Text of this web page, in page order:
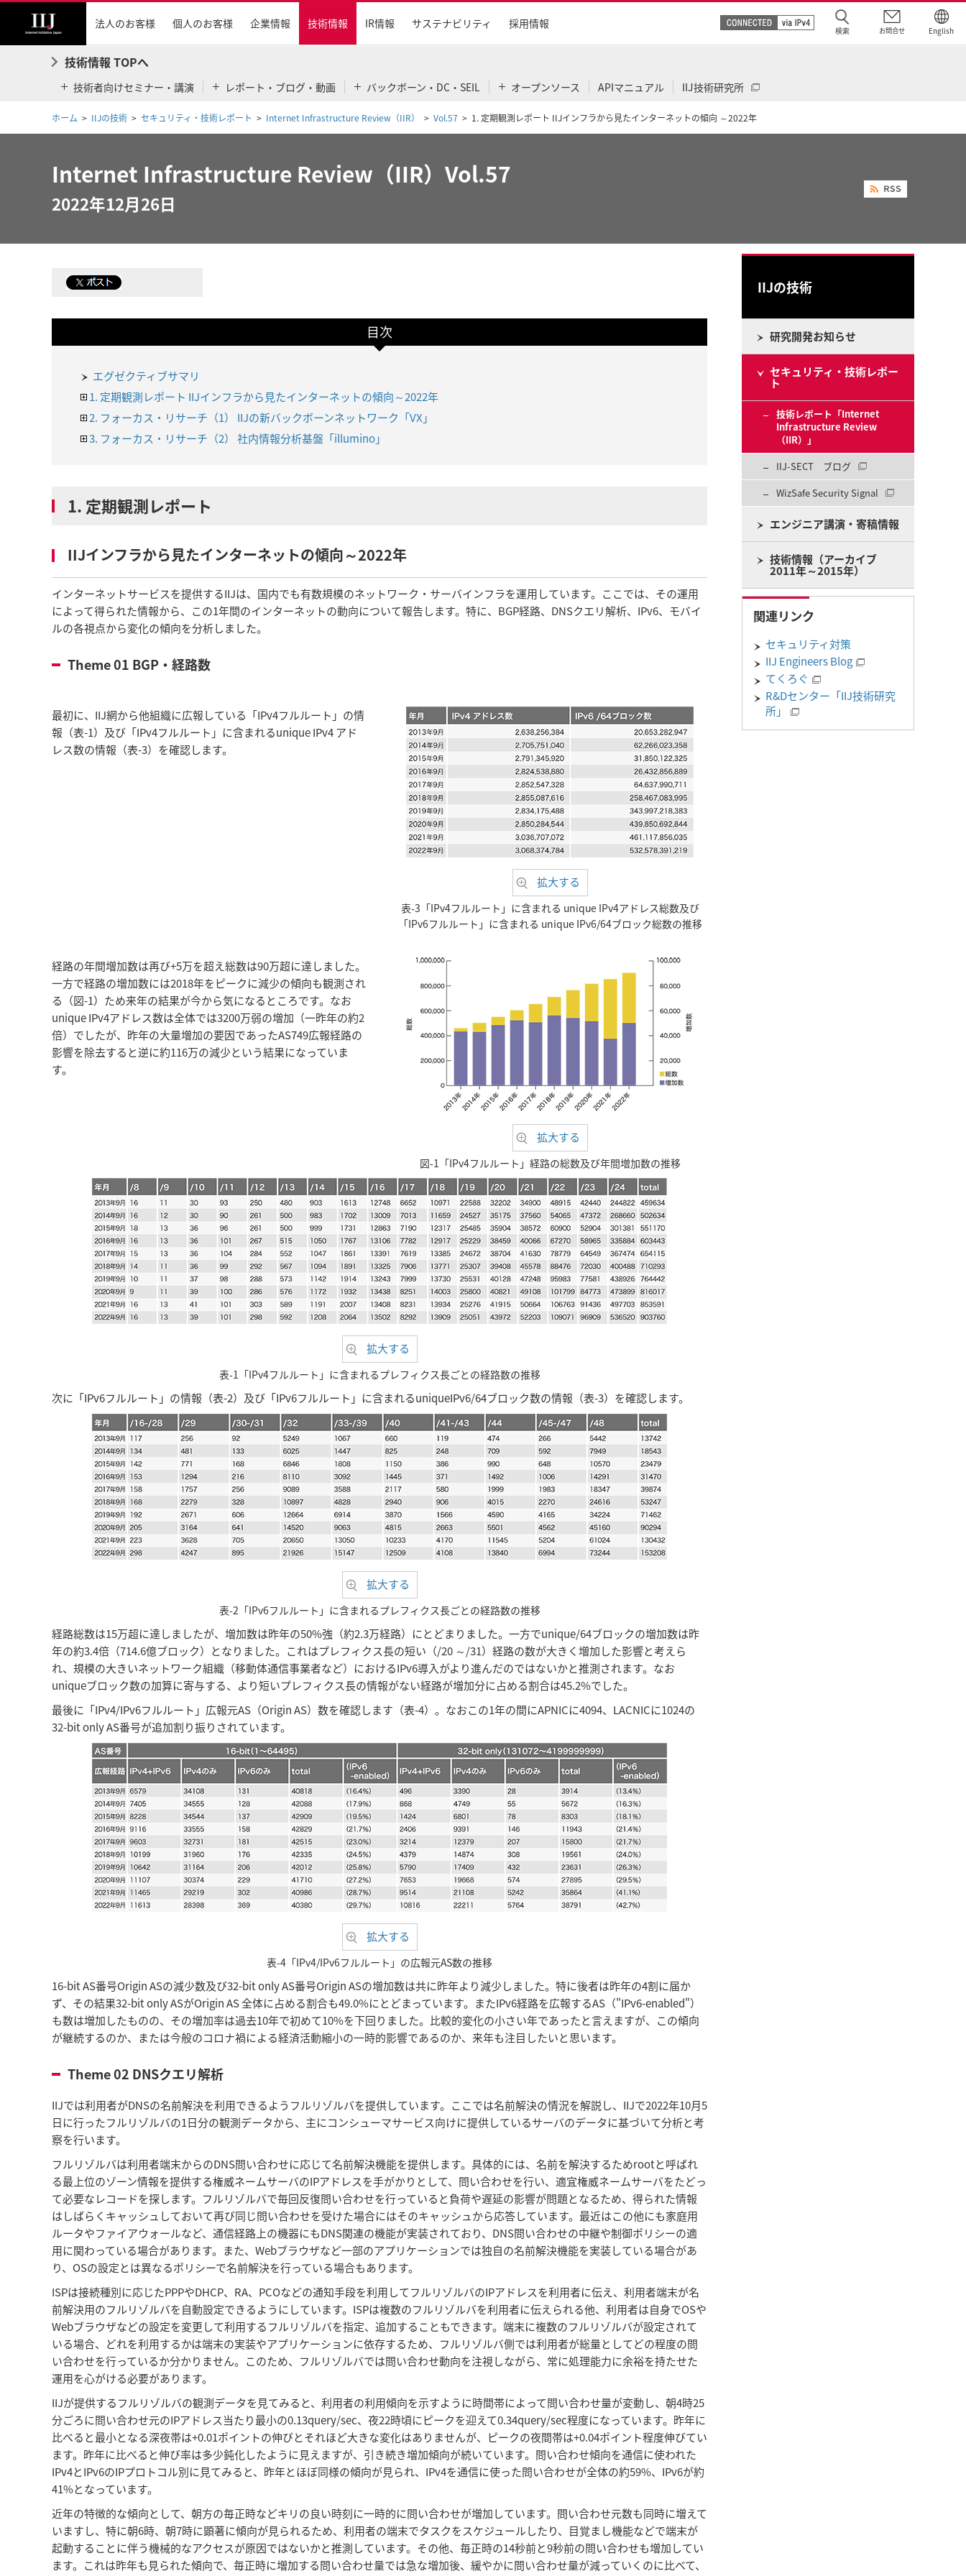
法人のお客様 個人のお客様 企業情報 技術情報 IR情報 サステナビリティ 採用情報
検索 お問合せ English
技術情報 TOPへ
技術者向けセミナー・講演 レポート・ブログ・動画 バックボーン・DC・SEIL オープンソース APIマニュアル IIJ技術研究所
ホーム IIJの技術 セキュリティ・技術レポート Internet Infrastructure Review（IIR） Vol.57 1. 定期観測レポート IIJインフラから見たインターネットの傾向 ～2022年
Internet Infrastructure Review（IIR）Vol.57
2022年12月26日
目次
エグゼクティブサマリ
1. 定期観測レポート IIJインフラから見たインターネットの傾向～2022年
2. フォーカス・リサーチ（1） IIJの新バックボーンネットワーク「VX」
3. フォーカス・リサーチ（2） 社内情報分析基盤「illumino」
1. 定期観測レポート
IIJインフラから見たインターネットの傾向～2022年
インターネットサービスを提供するIIJは、国内でも有数規模のネットワーク・サーバインフラを運用しています。ここでは、その運用
によって得られた情報から、この1年間のインターネットの動向について報告します。特に、BGP経路、DNSクエリ解析、IPv6、モバイ
ルの各視点から変化の傾向を分析しました。
Theme 01 BGP・経路数
最初に、IIJ網から他組織に広報している「IPv4フルルート」の情
報（表-1）及び「IPv4フルルート」に含まれるunique IPv4 アド
レス数の情報（表-3）を確認します。
拡大する
表-3「IPv4フルルート」に含まれる unique IPv4アドレス総数及び
「IPv6フルルート」に含まれる unique IPv6/64ブロック総数の推移
経路の年間増加数は再び+5万を超え総数は90万超に達しました。
一方で経路の増加数には2018年をピークに減少の傾向も観測され
る（図-1）ため来年の結果が今から気になるところです。なお
unique IPv4アドレス数は全体では3200万弱の増加（一昨年の約2
倍）でしたが、昨年の大量増加の要因であったAS749広報経路の
影響を除去すると逆に約116万の減少という結果になっていま
す。
拡大する
図-1「IPv4フルルート」経路の総数及び年間増加数の推移
拡大する
表-1「IPv4フルルート」に含まれるプレフィクス長ごとの経路数の推移
次に「IPv6フルルート」の情報（表-2）及び「IPv6フルルート」に含まれるuniqueIPv6/64ブロック数の情報（表-3）を確認します。
拡大する
表-2「IPv6フルルート」に含まれるプレフィクス長ごとの経路数の推移
経路総数は15万超に達しましたが、増加数は昨年の50%強（約2.3万経路）にとどまりました。一方でunique/64ブロックの増加数は昨
年の約3.4倍（714.6億ブロック）となりました。これはプレフィクス長の短い（/20 ～/31）経路の数が大きく増加した影響と考えら
れ、規模の大きいネットワーク組織（移動体通信事業者など）におけるIPv6導入がより進んだのではないかと推測されます。なお
uniqueブロック数の加算に寄与する、より短いプレフィクス長の情報がない経路が増加分に占める割合は45.2%でした。
最後に「IPv4/IPv6フルルート」広報元AS（Origin AS）数を確認します（表-4）。なおこの1年の間にAPNICに4094、LACNICに1024の
32-bit only AS番号が追加割り振りされています。
拡大する
表-4「IPv4/IPv6フルルート」の広報元AS数の推移
16-bit AS番号Origin ASの減少数及び32-bit only AS番号Origin ASの増加数は共に昨年より減少しました。特に後者は昨年の4割に届か
ず、その結果32-bit only ASがOrigin AS 全体に占める割合も49.0%にとどまっています。またIPv6経路を広報するAS（"IPv6-enabled"）
も数は増加したものの、その増加率は過去10年で初めて10%を下回りました。比較的変化の小さい年であったと言えますが、この傾向
が継続するのか、または今般のコロナ禍による経済活動縮小の一時的影響であるのか、来年も注目したいと思います。
Theme 02 DNSクエリ解析
IIJでは利用者がDNSの名前解決を利用できるようフルリゾルバを提供しています。ここでは名前解決の情況を解説し、IIJで2022年10月5
日に行ったフルリゾルバの1日分の観測データから、主にコンシューマサービス向けに提供しているサーバのデータに基づいて分析と考
察を行います。
フルリゾルバは利用者端末からのDNS問い合わせに応じて名前解決機能を提供します。具体的には、名前を解決するためrootと呼ばれ
る最上位のゾーン情報を提供する権威ネームサーバのIPアドレスを手がかりとして、問い合わせを行い、適宜権威ネームサーバをたどっ
て必要なレコードを探します。フルリゾルバで毎回反復問い合わせを行っていると負荷や遅延の影響が問題となるため、得られた情報
はしばらくキャッシュしておいて再び同じ問い合わせを受けた場合にはそのキャッシュから応答しています。最近はこの他にも家庭用
ルータやファイアウォールなど、通信経路上の機器にもDNS関連の機能が実装されており、DNS問い合わせの中継や制御ポリシーの適
用に関わっている場合があります。また、Webブラウザなど一部のアプリケーションでは独自の名前解決機能を実装している場合があ
り、OSの設定とは異なるポリシーで名前解決を行っている場合もあります。
ISPは接続種別に応じたPPPやDHCP、RA、PCOなどの通知手段を利用してフルリゾルバのIPアドレスを利用者に伝え、利用者端末が名
前解決用のフルリゾルバを自動設定できるようにしています。ISPは複数のフルリゾルバを利用者に伝えられる他、利用者は自身でOSや
Webブラウザなどの設定を変更して利用するフルリゾルバを指定、追加することもできます。端末に複数のフルリゾルバが設定されて
いる場合、どれを利用するかは端末の実装やアプリケーションに依存するため、フルリゾルバ側では利用者が総量としてどの程度の問
い合わせを行っているか分かりません。このため、フルリゾルバでは問い合わせ動向を注視しながら、常に処理能力に余裕を持たせた
運用を心がける必要があります。
IIJが提供するフルリゾルバの観測データを見てみると、利用者の利用傾向を示すように時間帯によって問い合わせ量が変動し、朝4時25
分ごろに問い合わせ元のIPアドレス当たり最小の0.13query/sec、夜22時頃にピークを迎えて0.34query/sec程度になっています。昨年に
比べると最小となる深夜帯は+0.01ポイントの伸びとそれほど大きな変化はありませんが、ピークの夜間帯は+0.04ポイント程度伸びてい
ます。昨年に比べると伸び率は多少鈍化したように見えますが、引き続き増加傾向が続いています。問い合わせ傾向を通信に使われた
IPv4とIPv6のIPプロトコル別に見てみると、昨年とほぼ同様の傾向が見られ、IPv4を通信に使った問い合わせが全体の約59%、IPv6が約
41%となっています。
近年の特徴的な傾向として、朝方の毎正時などキリの良い時刻に一時的に問い合わせが増加しています。問い合わせ元数も同時に増えて
いますし、特に朝6時、朝7時に顕著に傾向が見られるため、利用者の端末でタスクをスケジュールしたり、目覚まし機能などで端末が
起動することに伴う機械的なアクセスが原因ではないかと推測しています。その他、毎正時の14秒前と9秒前の問い合わせも増加してい
ます。これは昨年も見られた傾向で、毎正時に増加する問い合わせ量では急な増加後、緩やかに問い合わせ量が減っていくのに比べて、
IIJの技術
研究開発お知らせ
セキュリティ・技術レポー
ト
技術レポート「Internet
Infrastructure Review
（IIR）」
IIJ-SECT ブログ
WizSafe Security Signal
エンジニア講演・寄稿情報
技術情報（アーカイブ
2011年～2015年）
関連リンク
セキュリティ対策
IIJ Engineers Blog
てくろぐ
R&Dセンター「IIJ技術研究
所」